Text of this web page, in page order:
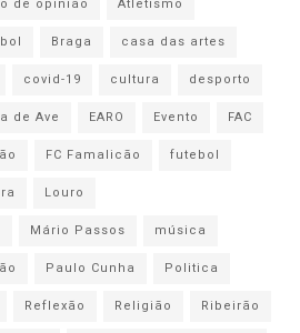
de opinião
Atletismo
Braga
casa das artes
covid-19 cultura
desporto
de Ave EARO Evento
FAC
FC Famalicão
futebol
Louro
Mário Passos
música
Paulo Cunha
Politica
Reflexão Religião
Ribeirão